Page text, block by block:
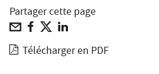
Partager cette page
Télécharger en PDF